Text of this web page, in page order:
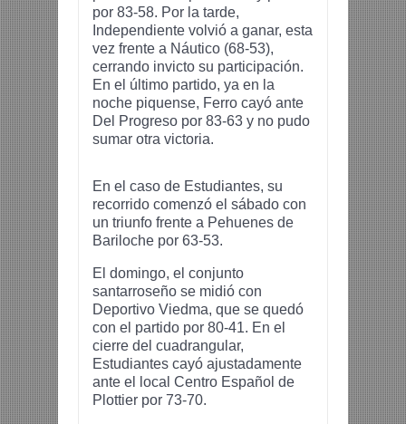
por 83-58. Por la tarde,
Independiente volvió a ganar, esta
vez frente a Náutico (68-53),
cerrando invicto su participación.
En el último partido, ya en la
noche piquense, Ferro cayó ante
Del Progreso por 83-63 y no pudo
sumar otra victoria.
En el caso de Estudiantes, su
recorrido comenzó el sábado con
un triunfo frente a Pehuenes de
Bariloche por 63-53.
El domingo, el conjunto
santarroseño se midió con
Deportivo Viedma, que se quedó
con el partido por 80-41. En el
cierre del cuadrangular,
Estudiantes cayó ajustadamente
ante el local Centro Español de
Plottier por 73-70.